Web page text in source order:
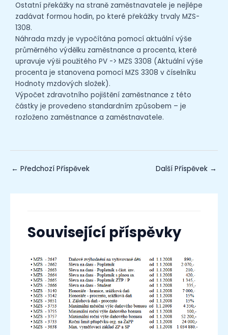
Ostatní překážky na straně zaměstnavatele je nejlépe
zadávat formou hodin, po které překážky trvaly MZS-
1308.
Náhrada mzdy je vypočítána pomocí aktuální výše
průměrného výdělku zaměstnance a procenta, které
upravuje výši použitého PV -> MZS 3308 (Aktuální výše
procenta je stanovena pomocí MZS 3308 v číselníku
Hodnoty mzdových složek).
Výpočet zdravotního pojištění zaměstnance z této
částky je provedeno standardním způsobem – je
rozloženo zaměstnance a zaměstnavatele.
← Předchozí Příspěvek Další Příspěvek →
Související příspěvky